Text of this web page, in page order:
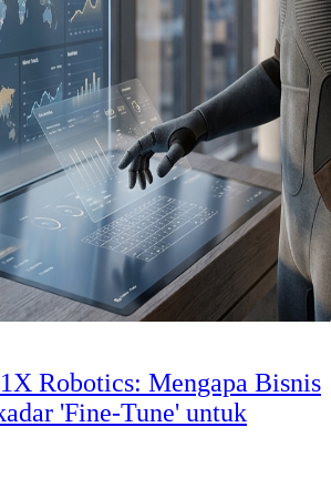
Robotics: Mengapa Bisnis
'Fine-Tune' untuk